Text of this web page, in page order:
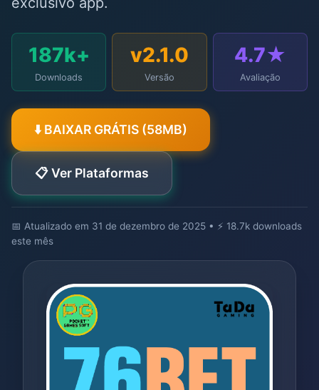
187k+
Downloads
v2.1.0
Versão
4.7★
Avaliação
⬇️ BAIXAR GRÁTIS (58MB)
📋 Ver Plataformas
📅 Atualizado em 31 de dezembro de 2025 • ⚡ 18.7k downloads
este mês